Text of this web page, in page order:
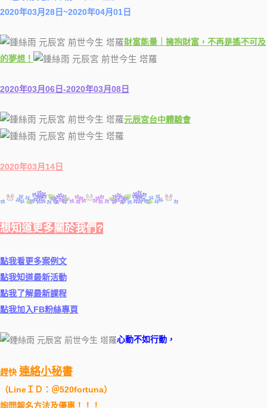
2020年03月28日~2020年04月01日
財富能量｜擁抱財富，不再是遙不可及
的夢想！
2020年03月06日-2020年03月08日
元辰宮台中體驗會
2020年03月14日
想知道更多關於我們?
點我看更多案例文
點我知道最新活動
點我了解最新課程
點我加入FB粉絲專頁
心動不如行動，
趕快 連絡小秘書
（LineＩＤ：＠520fortuna）
詢問報名方法及優惠！！！